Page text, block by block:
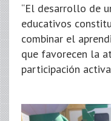
“El desarrollo de
educativos
combinar el
que favorecen la
participación